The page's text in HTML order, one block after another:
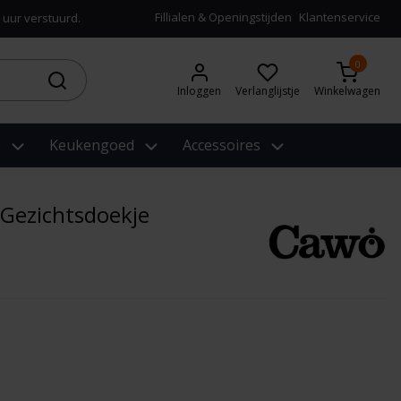
verstuurd. Fillialen & Openingstijden Klantenservice
Inloggen Verlanglijstje
0
Winkelwagen
Keukengoed Accessoires